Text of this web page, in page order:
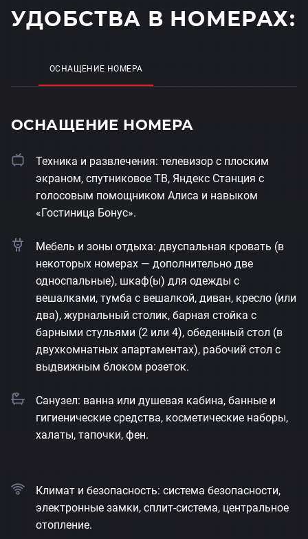
УДОБСТВА В НОМЕРАХ:
ОСНАЩЕНИЕ НОМЕРА
ОСНАЩЕНИЕ НОМЕРА
Техника и развлечения: телевизор с плоским
экраном, спутниковое ТВ, Яндекс Станция с
голосовым помощником Алиса и навыком
«Гостиница Бонус».
Мебель и зоны отдыха: двуспальная кровать (в
некоторых номерах — дополнительно две
односпальные), шкаф(ы) для одежды с
вешалками, тумба с вешалкой, диван, кресло (или
два), журнальный столик, барная стойка с
барными стульями (2 или 4), обеденный стол (в
двухкомнатных апартаментах), рабочий стол с
выдвижным блоком розеток.
Санузел: ванна или душевая кабина, банные и
гигиенические средства, косметические наборы,
халаты, тапочки, фен.
Климат и безопасность: система безопасности,
электронные замки, сплит-система, центральное
отопление.